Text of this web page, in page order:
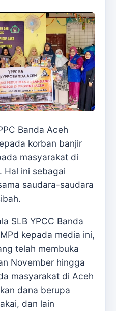
Banda Aceh
korban banjir
masyarakat di
Hal ini sebagai
saudara-saudara
SLB YPCC Banda
kepada media ini,
telah membuka
November hingga
masyarakat di Aceh
dana berupa
dan lain